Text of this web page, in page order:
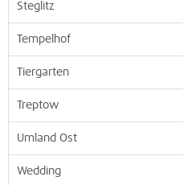
Steglitz
Tempelhof
Tiergarten
Treptow
Umland Ost
Wedding